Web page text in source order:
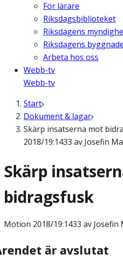
För lärare
Riksdagsbiblioteket
Riksdagens
Riksdagens
Arbeta hos oss
Webb-tv
Webb-tv
Start
Dokument & lagar
Skärp insatserna mot
2018/19:1433 av Josefin
Skärp
bidragsfusk
Motion 2018/19:1433 av Josefin
är avslutat